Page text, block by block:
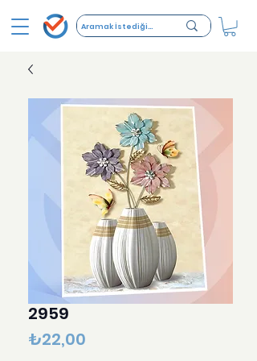
2959
₺22,00